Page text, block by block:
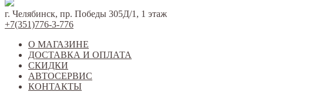
г. Челябинск, пр. Победы 305Д/1, 1 этаж
+7(351)776-3-776
О МАГАЗИНЕ
ДОСТАВКА И ОПЛАТА
СКИДКИ
АВТОСЕРВИС
КОНТАКТЫ